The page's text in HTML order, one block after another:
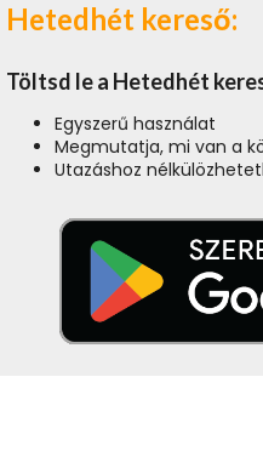
Hetedhét kereső:
Töltsd le a Hetedhét
Egyszerű használat
Megmutatja, mi van a
Utazáshoz